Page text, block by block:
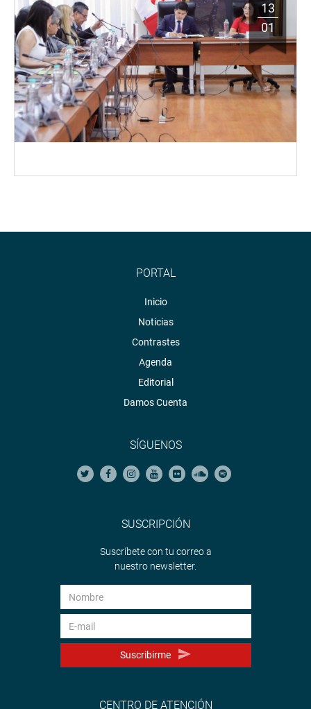
13
01
PORTAL
Inicio
Noticias
Contrastes
Agenda
Editorial
Damos Cuenta
SÍGUENOS
SUSCRIPCIÓN
Suscríbete con tu correo a
nuestro newsletter.
Suscribirme
CENTRO DE ATENCIÓN